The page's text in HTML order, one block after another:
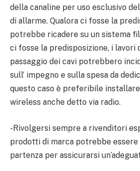
della canaline per uso esclusivo
di allarme. Qualora ci fosse la
potrebbe ricadere su un sistema
ci fosse la predisposizione, i lavori
passaggio dei cavi potrebbero
sull’ impegno e sulla spesa da
questo caso è preferibile
wireless anche detto via radio.
-Rivolgersi sempre a rivenditori
prodotti di marca potrebbe essere
partenza per assicurarsi